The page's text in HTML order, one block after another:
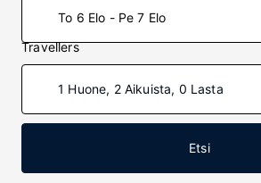
To 6 Elo - Pe 7 Elo
Travellers
1 Huone, 2 Aikuista, 0 Lasta
Etsi